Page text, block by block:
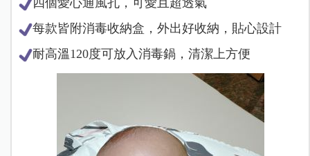
每款皆附消毒收納盒，外出好收納，貼心設計
耐高溫120度可放入消毒鍋，清潔上方便